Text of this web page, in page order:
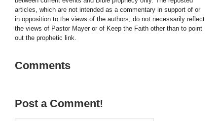
articles, which are not intended as a commentary in support of or
in opposition to the views of the authors, do not necessarily reflect
the views of Pastor Mayer or of Keep the Faith other than to point
out the prophetic link.
Comments
Post a Comment!